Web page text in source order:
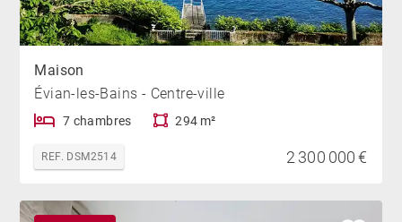
Maison
Évian-les-Bains - Centre-ville
7 chambres 294 m²
REF. DSM2514 2 300 000 €